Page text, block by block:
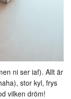
ni ser iaf). Allt är
stor kyl, frys
vilken dröm!